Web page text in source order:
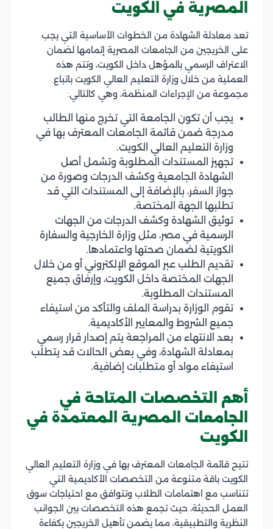
المصرية في الكويت
تعد معادلة الشهادة من الخطوات الأساسية التي يجب
على الخريجين من الجامعات المصرية إتمامها لضمان
الاعتراف الرسمي بالمؤهل داخل الكويت، وتتم هذه
العملية من خلال وزارة التعليم العالي الكويت باتباع
مجموعة من الإجراءات المنظمة، وهي كالتالي:
يجب أن تكون الجامعة التي تخرج منها الطالب
مدرجة ضمن قائمة الجامعات المعترف بها في
وزارة التعليم العالي الكويت.
تجهيز المستندات المطلوبة وتشمل أصل
الشهادة الجامعية وكشف الدرجات وصورة من
جواز السفر، بالإضافة إلى المستندات التي قد
تطلبها الجهة المختصة.
توثيق الشهادة وكشف الدرجات من الجهات
الرسمية في مصر، مثل وزارة الخارجية والسفارة
الكويتية لضمان صحتها واعتمادها.
تقديم الطلب عبر الموقع الإلكتروني أو من خلال
الجهات المختصة داخل الكويت، وإرفاق جميع
المستندات المطلوبة.
تقوم الوزارة بدراسة الملف والتأكد من استيفاء
جميع الشروط والمعايير الأكاديمية.
بعد الانتهاء من المراجعة يتم إصدار قرار رسمي
بمعادلة الشهادة، وفي بعض الحالات قد يتطلب
استيفاء مواد أو متطلبات إضافية.
أهم التخصصات المتاحة في
الجامعات المصرية المعتمدة في
الكويت
تتيح قائمة الجامعات المعترف بها في وزارة التعليم العالي
الكويت باقة متنوعة من التخصصات الأكاديمية التي
تتناسب مع اهتمامات الطلاب وتتوافق مع احتياجات سوق
العمل الحديثة، حيث تجمع هذه التخصصات بين الجوانب
النظرية والتطبيقية، مما يضمن تأهيل الخريجين بكفاءة